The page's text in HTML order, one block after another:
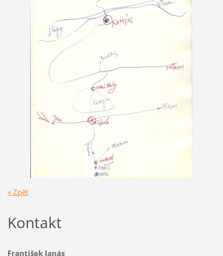
« Zpět
Kontakt
František Janás